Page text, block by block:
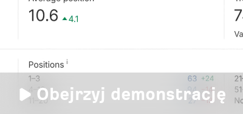
Obejrzyj demonstrację